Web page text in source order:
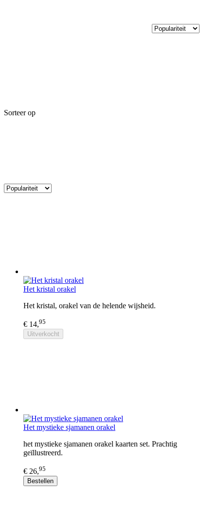
Sorteer op
Het kristal orakel
Het kristal, orakel van de helende wijsheid.
€ 14,95
Uitverkocht
Het mystieke sjamanen orakel
het mystieke sjamanen orakel kaarten set. Prachtig
geïllustreerd.
€ 26,95
Bestellen